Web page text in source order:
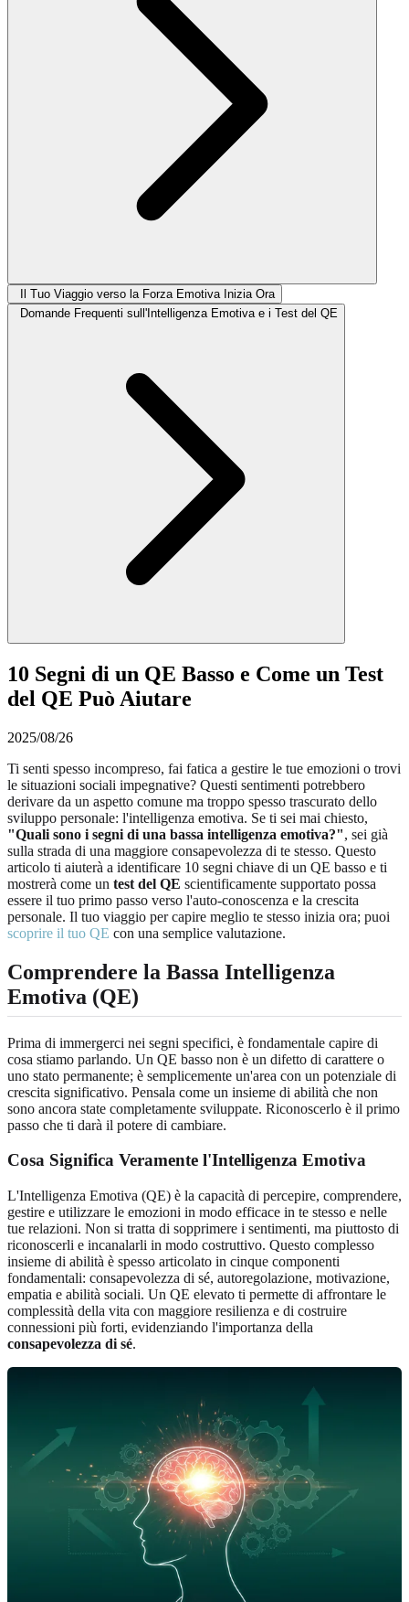
Il Tuo Viaggio verso la Forza Emotiva Inizia Ora
Domande Frequenti sull'Intelligenza Emotiva e i Test del QE
10 Segni di un QE Basso e Come un Test
del QE Può Aiutare
2025/08/26
Ti senti spesso incompreso, fai fatica a gestire le tue emozioni o trovi
le situazioni sociali impegnative? Questi sentimenti potrebbero
derivare da un aspetto comune ma troppo spesso trascurato dello
sviluppo personale: l'intelligenza emotiva. Se ti sei mai chiesto,
"Quali sono i segni di una bassa intelligenza emotiva?", sei già
sulla strada di una maggiore consapevolezza di te stesso. Questo
articolo ti aiuterà a identificare 10 segni chiave di un QE basso e ti
mostrerà come un test del QE scientificamente supportato possa
essere il tuo primo passo verso l'auto-conoscenza e la crescita
personale. Il tuo viaggio per capire meglio te stesso inizia ora; puoi
scoprire il tuo QE con una semplice valutazione.
Comprendere la Bassa Intelligenza
Emotiva (QE)
Prima di immergerci nei segni specifici, è fondamentale capire di
cosa stiamo parlando. Un QE basso non è un difetto di carattere o
uno stato permanente; è semplicemente un'area con un potenziale di
crescita significativo. Pensala come un insieme di abilità che non
sono ancora state completamente sviluppate. Riconoscerlo è il primo
passo che ti darà il potere di cambiare.
Cosa Significa Veramente l'Intelligenza Emotiva
L'Intelligenza Emotiva (QE) è la capacità di percepire, comprendere,
gestire e utilizzare le emozioni in modo efficace in te stesso e nelle
tue relazioni. Non si tratta di sopprimere i sentimenti, ma piuttosto di
riconoscerli e incanalarli in modo costruttivo. Questo complesso
insieme di abilità è spesso articolato in cinque componenti
fondamentali: consapevolezza di sé, autoregolazione, motivazione,
empatia e abilità sociali. Un QE elevato ti permette di affrontare le
complessità della vita con maggiore resilienza e di costruire
connessioni più forti, evidenziando l'importanza della
consapevolezza di sé.